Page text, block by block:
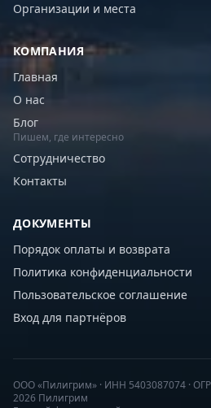
Организации и места
КОМПАНИЯ
Главная
О нас
Блог
Пишем, где интересно
Сотрудничество
Контакты
ДОКУМЕНТЫ
Порядок оплаты и возврата
Политика конфиденциальности
Пользовательское соглашение
Вход для партнёров
ООО «Пилигрим» · ИНН 5403087074 ·
2026 Пилигрим